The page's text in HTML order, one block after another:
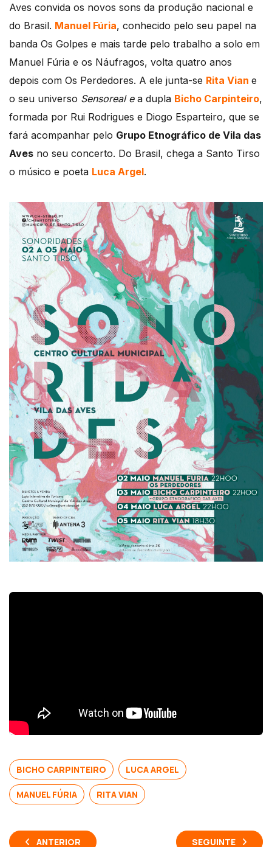
Aves convida os novos sons da produção nacional e
do Brasil. Manuel Fúria, conhecido pelo seu papel na
banda Os Golpes e mais tarde pelo trabalho a solo em
Manuel Fúria e os Náufragos, volta quatro anos
depois com Os Perdedores. A ele junta-se Rita Vian e
o seu universo Sensoreal e a dupla Bicho Carpinteiro,
formada por Rui Rodrigues e Diogo Esparteiro, que se
fará acompanhar pelo Grupo Etnográfico de Vila das
Aves no seu concerto. Do Brasil, chega a Santo Tirso
o músico e poeta Luca Argel.
BICHO CARPINTEIRO LUCA ARGEL
MANUEL FÚRIA RITA VIAN
ANTERIOR SEGUINTE